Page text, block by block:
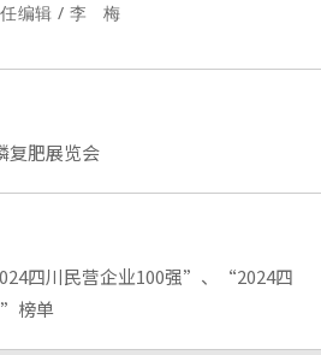
编辑 / 李 梅
复肥展览会
四川民营企业100强”、“2024四
”榜单